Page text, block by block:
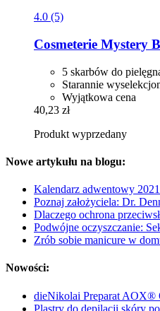
4.0 (5)
Cosmeterie Mystery
5 skarbów do
Starannie
Wyjątkowa cena
40,23 zł
Produkt wyprzedany
Nowe artykułu na blogu:
Kalendarz adwentowy
Poznaj założyciela: Dr.
Dlaczego ochrona
Podwójne oczyszczanie:
Zrób sobie manicure w
Nowości:
dieNikolai Preparat AOX®
Plastry do depilacji skóry